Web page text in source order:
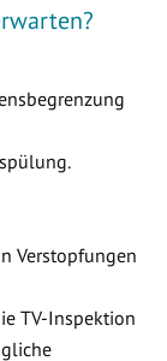
Verstopfungen
TV-Inspektion